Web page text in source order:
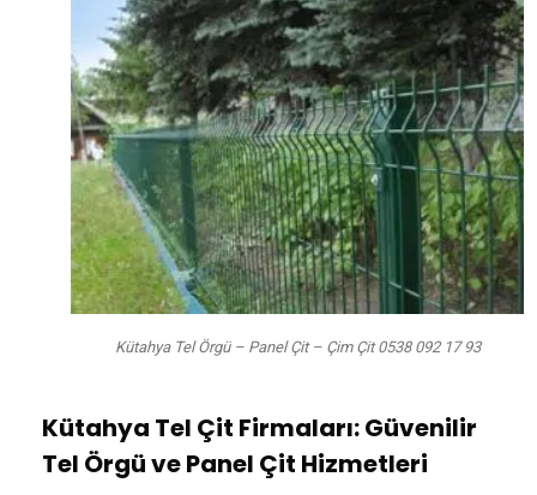
Kütahya Tel Örgü – Panel Çit – Çim Çit 0538 092 17 93
Kütahya Tel Çit Firmaları: Güvenilir
Tel Örgü ve Panel Çit Hizmetleri